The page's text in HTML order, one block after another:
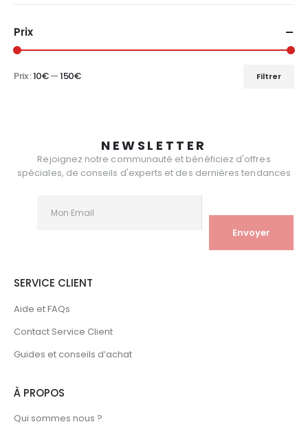
Prix
Filtrer
Prix :10€—150€
NEWSLETTER
Rejoignez notre communauté et bénéficiez d'offres
spéciales, de conseils d'experts et des dernières tendances
SERVICE CLIENT
Aide et FAQs
Contact Service Client
Guides et conseils d’achat
À PROPOS
Qui sommes nous ?